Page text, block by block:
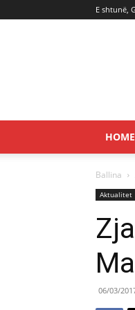
E shtunë,
HOME
Ballina
Aktualitet
06/03/